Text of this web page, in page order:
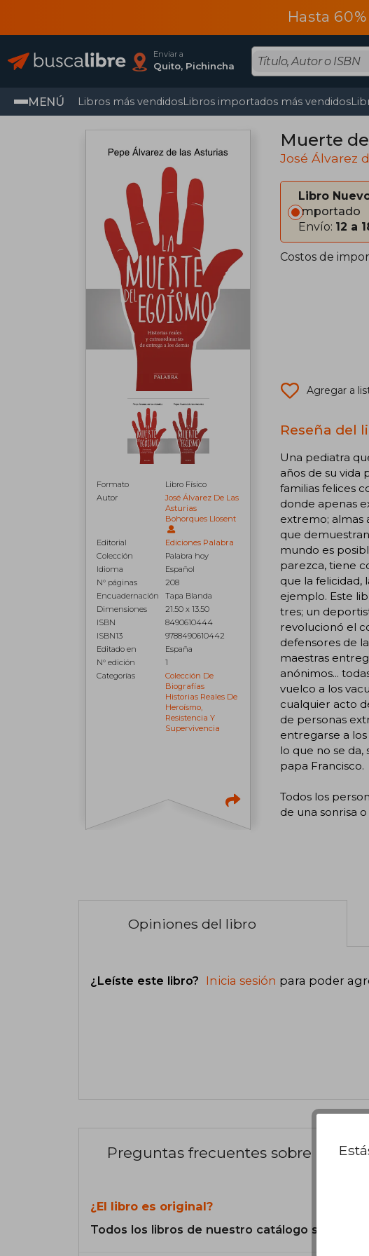
Hasta
Enviar a
Quito, Pichincha
MENÚ Libros más vendidosLibros importados más vendidos
Formato
Libro Físico
Autor
José Álvarez De Las
Asturias
Bohorques Llosent
Editorial
Ediciones Palabra
Colección
Palabra hoy
Idioma
Español
N° páginas
208
Encuadernación
Tapa Blanda
Dimensiones
21.50 x 13.50
ISBN
8490610444
ISBN13
9788490610442
Editado en
España
N° edición
1
Categorías
Colección De
Biografías
Historias Reales De
Heroísmo,
Resistencia Y
Supervivencia
Muerte
José Álvarez
Libro
Importado
Envío: 12 a
Costos de
Agregar a
Reseña del
Una pediatra
años de su
familias felices
donde apenas
extremo; almas
que
mundo es
parezca, tiene
que la felicidad,
ejemplo. Este
tres; un
revolucionó el
defensores de
maestras
anónimos...
vuelco a los
cualquier acto
de personas
entregarse a
lo que no se
papa Francisco.
Todos los
de una sonrisa
Opiniones del libro
¿Leíste este libro? Inicia sesión para poder
Preguntas frecuentes sobre el libro
¿El libro es original?
Todos los libros de nuestro catálogo son